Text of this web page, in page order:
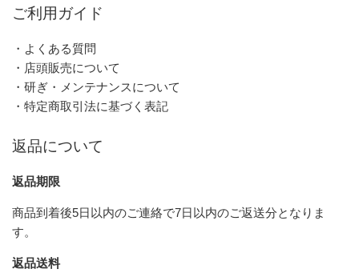
ご利用ガイド
・よくある質問
・店頭販売について
・研ぎ・メンテナンスについて
・特定商取引法に基づく表記
返品について
返品期限
商品到着後5日以内のご連絡で7日以内のご返送分となりま
す。
返品送料